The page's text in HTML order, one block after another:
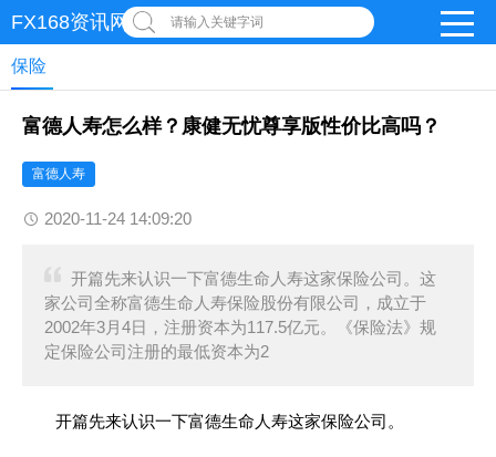
FX168资讯网 请输入关键字词
保险
富德人寿怎么样？康健无忧尊享版性价比高吗？
富德人寿
2020-11-24 14:09:20
开篇先来认识一下富德生命人寿这家保险公司。这
家公司全称富德生命人寿保险股份有限公司，成立于
2002年3月4日，注册资本为117.5亿元。《保险法》规
定保险公司注册的最低资本为2
开篇先来认识一下富德生命人寿这家保险公司。